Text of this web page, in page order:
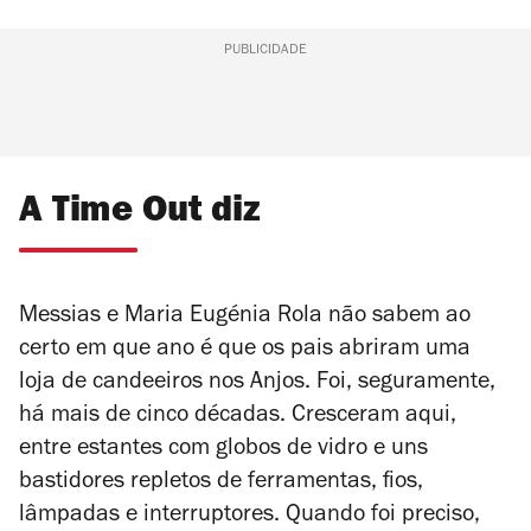
PUBLICIDADE
A Time Out diz
Messias e Maria Eugénia Rola não sabem ao
certo em que ano é que os pais abriram uma
loja de candeeiros nos Anjos. Foi, seguramente,
há mais de cinco décadas. Cresceram aqui,
entre estantes com globos de vidro e uns
bastidores repletos de ferramentas, fios,
lâmpadas e interruptores. Quando foi preciso,